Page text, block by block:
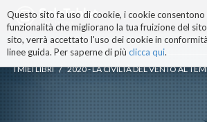
Questo sito fa uso di cookie, i cookie consentono
funzionalità che migliorano la tua fruizione del
sito, verrà accettato l'uso dei cookie in
linee guida. Per saperne di più clicca qui.
ai
contenuti.
|
alla
navigazione
I MIEI LIBRI / 2020 - LA CIVILTÀ DEL VENTO AL